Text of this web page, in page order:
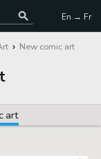
En → Fr
New comic art
art